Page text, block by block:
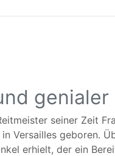
genialer
seiner Zeit
Versailles geboren.
erhielt, der ein